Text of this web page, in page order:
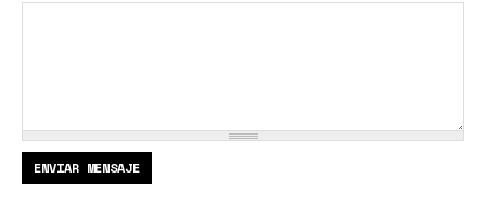
ENVIAR MENSAJE